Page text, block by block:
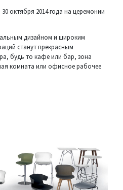
октября 2014 года на церемонии
дизайном и широким
станут прекрасным
будь то кафе или бар, зона
комната или офисное рабочее